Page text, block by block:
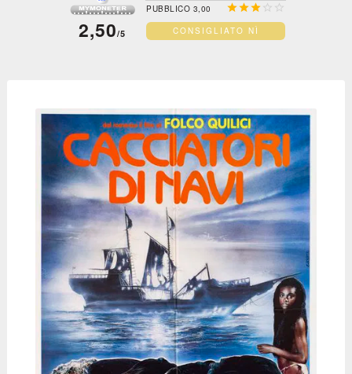
2,50/5
PUBBLICO 3,00   
CONSIGLIATO NÌ